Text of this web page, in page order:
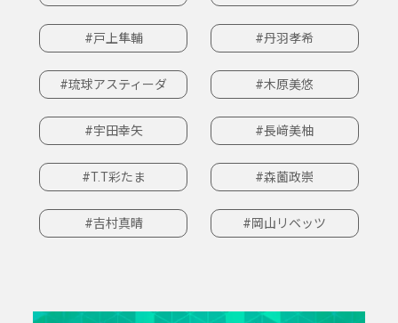
#戸上隼輔 #丹羽孝希
#琉球アスティーダ #木原美悠
#宇田幸矢 #長﨑美柚
#T.T彩たま #森薗政崇
#吉村真晴 #岡山リベッツ